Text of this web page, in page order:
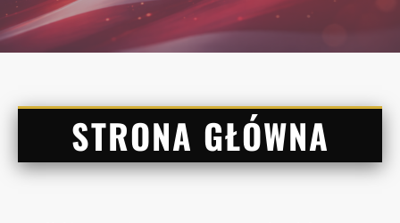
STRONA GŁÓWNA